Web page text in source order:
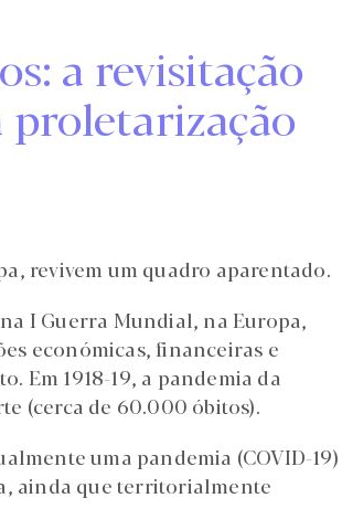
a revisitação
proletarização
revivem um quadro aparentado.
I Guerra Mundial, na Europa,
económicas, financeiras e
Em 1918-19, a pandemia da
(cerca de 60.000 óbitos).
uma pandemia (COVID-19)
ainda que territorialmente